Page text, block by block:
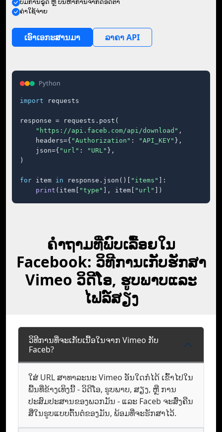
ຄ່າໃຊ້ຈ່າຍ
ເອົາ​ເອກະສານ​ມາ ລາຄາ API
Python
import requests
response = requests.post(
"https://api.faceb.com/api/download" ,
    headers={
"Authorization" : "API_KEY" },
    json={
"url" : "URL" },
)
for item in response.json()[ "items"
]:
print (item[ "type" ], item[ "url" ])
ຄໍາຖາມທີ່ພົບເລື້ອຍໃນ
Facebook: ວິທີການເກັບຮັກສາ
Vimeo ວິດີໂອ, ຮູບພາບແລະ
ໄຟລ໌ສຽງ
ວິທີການທີ່ຈະເກັບເນື້ອໃນຈາກ Vimeo ກັບ
Faceb?
ໃສ່ URL ສາທາລະນະ Vimeo ອັນໃດກໍໄດ້ ເຂົ້າໄປໃນ
ພື້ນທີ່ຂ້າງເທິງນີ້ - ວິດີໂອ, ຮູບພາບ, ສຽງ, ຫຼື ການ
ປະສົມປະສານຂອງພວກມັນ - ແລະ Faceb ຈະສົ່ງຄືນ
ສື່ໃນຮູບແບບຕົ້ນຕໍຂອງມັນ, ພ້ອມທີ່ຈະຮັກສາໄວ້.